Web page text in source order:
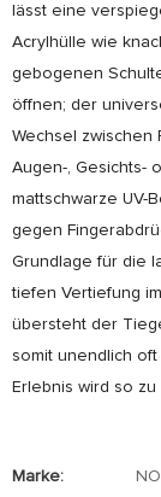
lässt eine
Acrylhülle wie
gebogenen
öffnen; der
Wechsel zwischen
Augen-, Gesichts-
mattschwarze UV-
gegen
Grundlage für die
tiefen Vertiefung
übersteht der
somit unendlich
Erlebnis wird so
Marke: NO